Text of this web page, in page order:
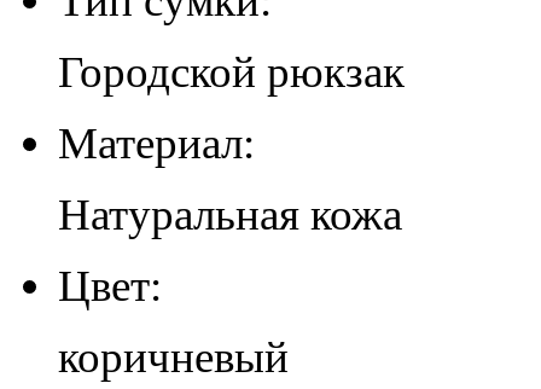
Городской рюкзак
Материал:
Натуральная кожа
Цвет:
коричневый